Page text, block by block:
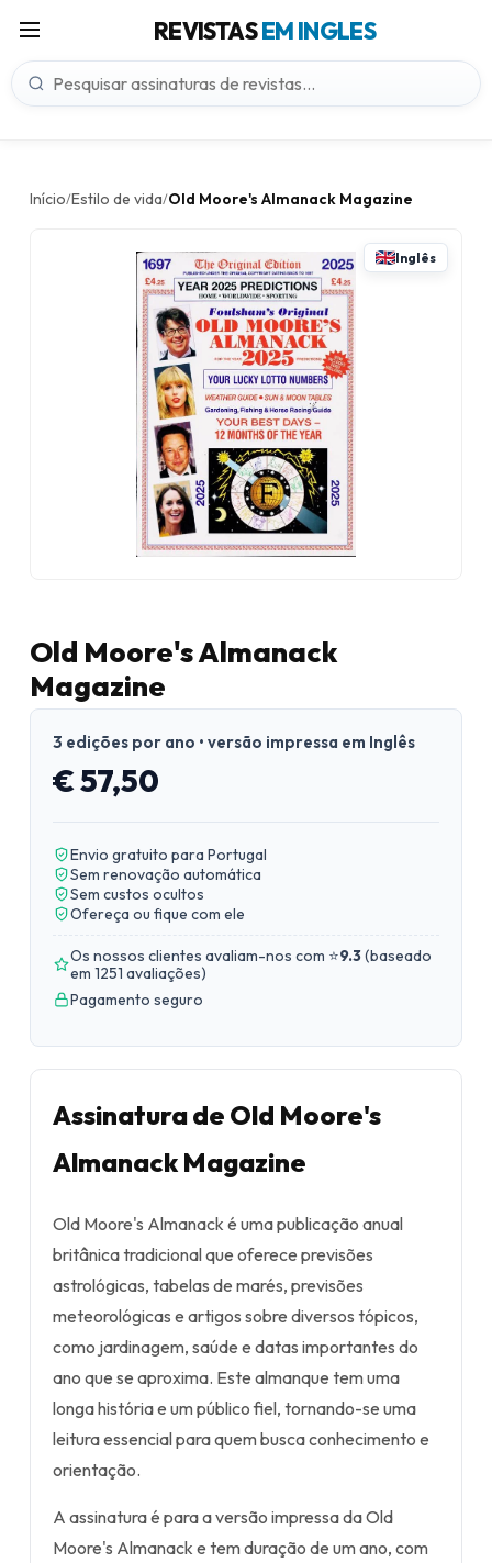
REVISTASEM INGLES
Início/Estilo de vida/Old Moore's Almanack Magazine
Inglês
Old Moore's Almanack
Magazine
3 edições por ano • versão impressa em Inglês
€ 57,50
Envio gratuito para Portugal
Sem renovação automática
Sem custos ocultos
Ofereça ou fique com ele
Os nossos clientes avaliam-nos com ⭐9.3(baseado
em 1251 avaliações)
Pagamento seguro
Assinatura de Old Moore's
Almanack Magazine
Old Moore's Almanack é uma publicação anual
britânica tradicional que oferece previsões
astrológicas, tabelas de marés, previsões
meteorológicas e artigos sobre diversos tópicos,
como jardinagem, saúde e datas importantes do
ano que se aproxima. Este almanque tem uma
longa história e um público fiel, tornando-se uma
leitura essencial para quem busca conhecimento e
orientação.
A assinatura é para a versão impressa da Old
Moore's Almanack e tem duração de um ano, com